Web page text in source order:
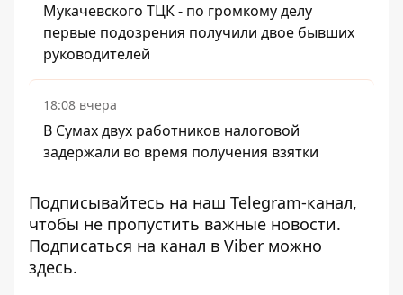
Мукачевского ТЦК - по громкому делу
первые подозрения получили двое бывших
руководителей
18:08 вчера
В Сумах двух работников налоговой
задержали во время получения взятки
Подписывайтесь на наш Telegram-канал,
чтобы не пропустить важные новости.
Подписаться на канал в Viber можно
здесь.